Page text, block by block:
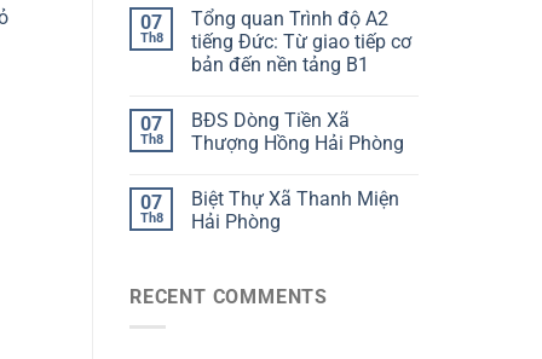
07
Th8
Tổng quan Trình độ A2
tiếng Đức: Từ giao tiếp cơ
bản đến nền tảng B1
07
Th8
BĐS Dòng Tiền Xã
Thượng Hồng Hải Phòng
07
Th8
Biệt Thự Xã Thanh Miện
Hải Phòng
RECENT COMMENTS